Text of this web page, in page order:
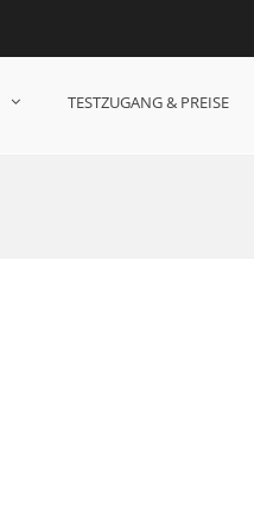
TESTZUGANG & PREISE